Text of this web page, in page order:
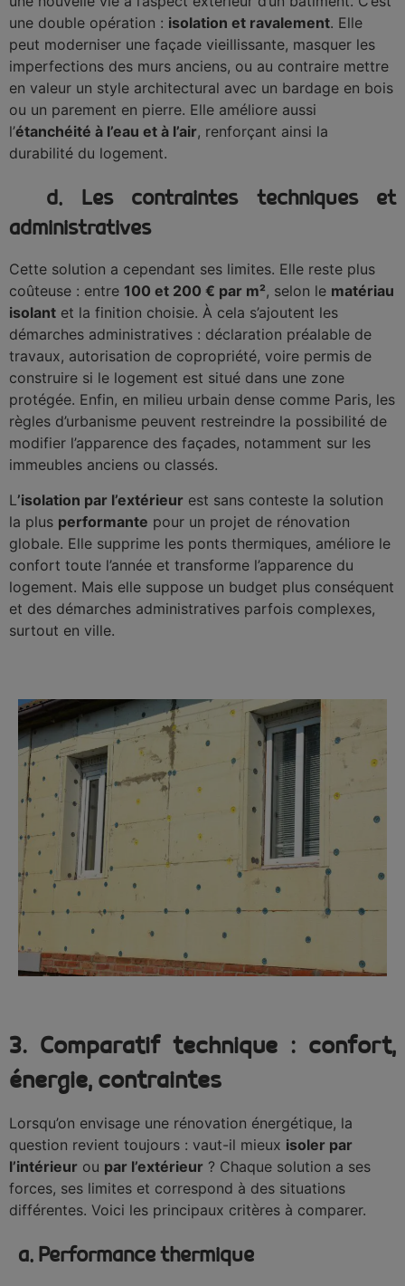
une double opération : isolation et ravalement. Elle
peut moderniser une façade vieillissante, masquer les
imperfections des murs anciens, ou au contraire mettre
en valeur un style architectural avec un bardage en bois
ou un parement en pierre. Elle améliore aussi
l’étanchéité à l’eau et à l’air, renforçant ainsi la
durabilité du logement.
d. Les contraintes techniques et
administratives
Cette solution a cependant ses limites. Elle reste plus
coûteuse : entre 100 et 200 € par m², selon le matériau
isolant et la finition choisie. À cela s’ajoutent les
démarches administratives : déclaration préalable de
travaux, autorisation de copropriété, voire permis de
construire si le logement est situé dans une zone
protégée. Enfin, en milieu urbain dense comme Paris, les
règles d’urbanisme peuvent restreindre la possibilité de
modifier l’apparence des façades, notamment sur les
immeubles anciens ou classés.
L’isolation par l’extérieur est sans conteste la solution
la plus performante pour un projet de rénovation
globale. Elle supprime les ponts thermiques, améliore le
confort toute l’année et transforme l’apparence du
logement. Mais elle suppose un budget plus conséquent
et des démarches administratives parfois complexes,
surtout en ville.
3. Comparatif technique : confort,
énergie, contraintes
Lorsqu’on envisage une rénovation énergétique, la
question revient toujours : vaut-il mieux isoler par
l’intérieur ou par l’extérieur ? Chaque solution a ses
forces, ses limites et correspond à des situations
différentes. Voici les principaux critères à comparer.
a. Performance thermique